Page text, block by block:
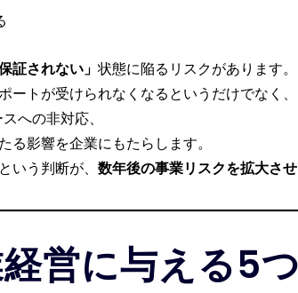
証されない」 状態に陥るリスクがあります。
トが受けられなくなるというだけでなく、
への非対応、
影響を企業にもたらします。
う判断が、 数年後の事業リスクを拡大さ
営に与える5